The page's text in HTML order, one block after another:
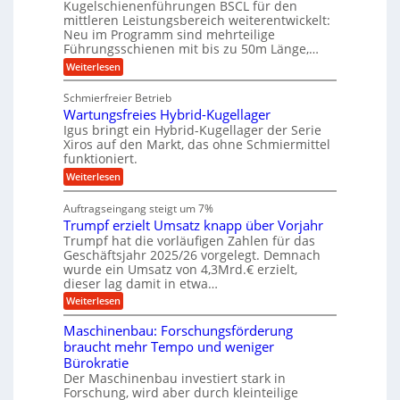
g
e
b
u
n
g
e
n
e
H
u
b
b
e
w
e
g
u
n
g
e
n
m
o
t
i
v
e
n
d
M
a
s
c
h
i
e
n
b
a
u
e
r
W
e
r
k
z
e
u
g
k
r
e
i
s
a
u
f
Kugelschienenführungen BSCL für den
mittleren Leistungsbereich weiterentwickelt:
Neu im Programm sind mehrteilige
Führungsschienen mit bis zu 50m Länge,…
Weiterlesen:
K
g
e
l
s
c
h
i
e
e
n
f
ü
h
r
u
n
g
e
n
B
S
C
L
Schmierfreier Betrieb
Wartungsfreies Hybrid-Kugellager
Igus bringt ein Hybrid-Kugellager der Serie
Xiros auf den Markt, das ohne Schmiermittel
funktioniert.
Weiterlesen:
W
r
t
u
n
g
s
f
r
e
i
e
s
H
y
b
Auftragseingang steigt um 7%
Trumpf erzielt Umsatz knapp über Vorjahr
Trumpf hat die vorläufigen Zahlen für das
Geschäftsjahr 2025/26 vorgelegt. Demnach
wurde ein Umsatz von 4,3Mrd.€ erzielt,
dieser lag damit in etwa…
Weiterlesen:
T
u
m
p
f
e
Maschinenbau: Forschungsförderung
braucht mehr Tempo und weniger
Bürokratie
Der Maschinenbau investiert stark in
Forschung, wird aber durch kleinteilige